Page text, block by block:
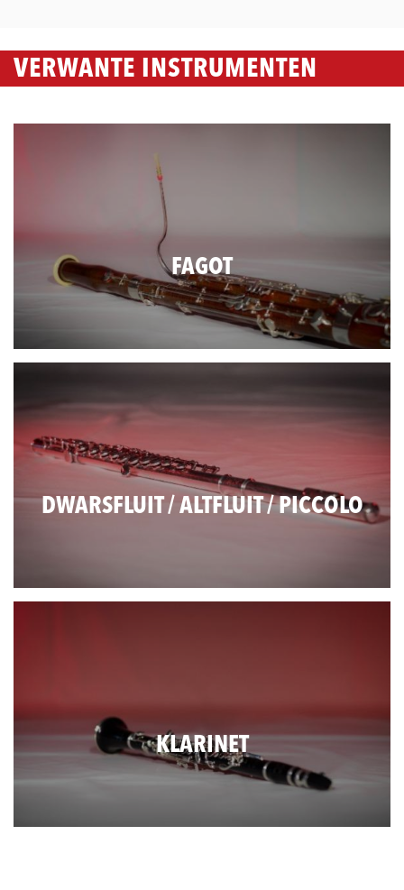
VERWANTE INSTRUMENTEN
FAGOT
DWARSFLUIT / ALTFLUIT / PICCOLO
KLARINET